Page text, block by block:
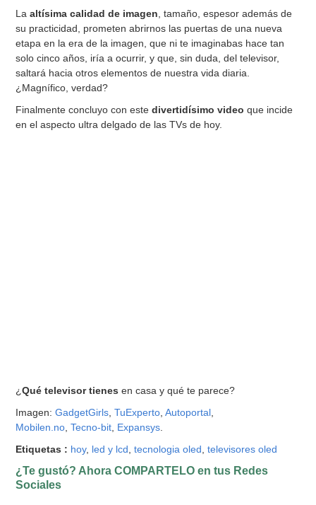
La altísima calidad de imagen , tamaño, espesor además de
su practicidad, prometen abrirnos las puertas de una nueva
etapa en la era de la imagen, que ni te imaginabas hace tan
solo cinco años, iría a ocurrir, y que, sin duda, del televisor,
saltará hacia otros elementos de nuestra vida diaria.
¿Magnífico, verdad?
Finalmente concluyo con estedivertidísimo video que incide
en el aspecto ultra delgado de las TVs de hoy.
¿Qué televisor tienes en casa y qué te parece?
Imagen:GadgetGirls ,TuExperto ,Autoportal
Mobilen.no ,Tecno-bit Expansys
Etiquetas : hoy, led y lcd ,tecnologia oled ,televisores oled
¿Te gustó? Ahora COMPARTELO en tus Redes
Sociales